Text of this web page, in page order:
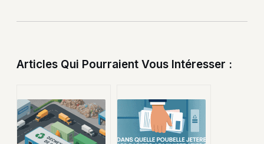
Articles Qui Pourraient Vous Intéresser :